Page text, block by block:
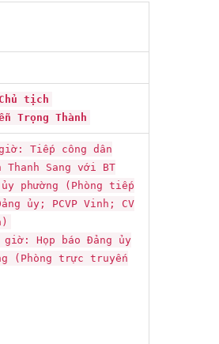
tịch
Trọng Thành
Tiếp công dân
Thanh Sang với BT
ủy phường (Phòng tiếp
ủy; PCVP Vinh; CV
Họp báo Đảng ủy
(Phòng trực truyến